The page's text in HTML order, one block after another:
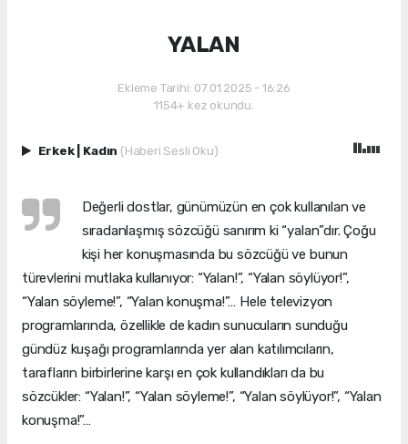
YALAN
Ekleme Tarihi: 07.01.2025 - 16:26
1154+ kez okundu.
Erkek Kadın (Haberi Sesli Oku)
Değerli dostlar, günümüzün en çok kullanılan ve
sıradanlaşmış sözcüğü sanırım ki “yalan”dır. Çoğu
kişi her konuşmasında bu sözcüğü ve bunun
türevlerini mutlaka kullanıyor: “Yalan!”, “Yalan söylüyor!”,
“Yalan söyleme!”, “Yalan konuşma!”… Hele televizyon
programlarında, özellikle de kadın sunucuların sunduğu
gündüz kuşağı programlarında yer alan katılımcıların,
tarafların birbirlerine karşı en çok kullandıkları da bu
sözcükler: “Yalan!”, “Yalan söyleme!”, “Yalan söylüyor!”, “Yalan
konuşma!”…